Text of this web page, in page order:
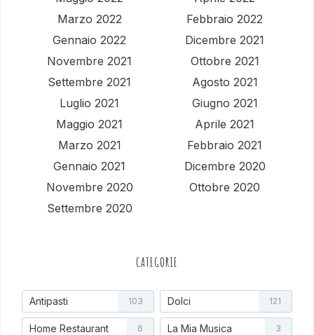
Marzo 2022
Febbraio 2022
Gennaio 2022
Dicembre 2021
Novembre 2021
Ottobre 2021
Settembre 2021
Agosto 2021
Luglio 2021
Giugno 2021
Maggio 2021
Aprile 2021
Marzo 2021
Febbraio 2021
Gennaio 2021
Dicembre 2020
Novembre 2020
Ottobre 2020
Settembre 2020
CATEGORIE
Antipasti 103 Dolci 121
Home Restaurant 6 La Mia Musica 3